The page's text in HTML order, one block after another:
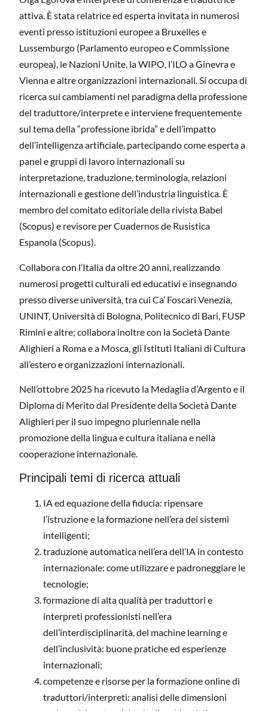
attiva. È stata relatrice ed esperta invitata in numerosi
eventi presso istituzioni europee a Bruxelles e
Lussemburgo (Parlamento europeo e Commissione
europea), le Nazioni Unite, la WIPO, l’ILO a Ginevra e
Vienna e altre organizzazioni internazionali. Si occupa di
ricerca sui cambiamenti nel paradigma della professione
del traduttore/interprete e interviene frequentemente
sul tema della “professione ibrida” e dell’impatto
dell’intelligenza artificiale, partecipando come esperta a
panel e gruppi di lavoro internazionali su
interpretazione, traduzione, terminologia, relazioni
internazionali e gestione dell’industria linguistica. È
membro del comitato editoriale della rivista Babel
(Scopus) e revisore per Cuadernos de Rusistica
Espanola (Scopus).
Collabora con l’Italia da oltre 20 anni, realizzando
numerosi progetti culturali ed educativi e insegnando
presso diverse università, tra cui Ca’ Foscari Venezia,
UNINT, Università di Bologna, Politecnico di Bari, FUSP
Rimini e altre; collabora inoltre con la Società Dante
Alighieri a Roma e a Mosca, gli Istituti Italiani di Cultura
all’estero e organizzazioni internazionali.
Nell’ottobre 2025 ha ricevuto la Medaglia d’Argento e il
Diploma di Merito dal Presidente della Società Dante
Alighieri per il suo impegno pluriennale nella
promozione della lingua e cultura italiana e nella
cooperazione internazionale.
Principali temi di ricerca attuali
IA ed equazione della fiducia: ripensare
l’istruzione e la formazione nell’era dei sistemi
intelligenti;
traduzione automatica nell’era dell’IA in contesto
internazionale: come utilizzare e padroneggiare le
tecnologie;
formazione di alta qualità per traduttori e
interpreti professionisti nell’era
dell’interdisciplinarità, del machine learning e
dell’inclusività: buone pratiche ed esperienze
internazionali;
competenze e risorse per la formazione online di
traduttori/interpreti: analisi delle dimensioni